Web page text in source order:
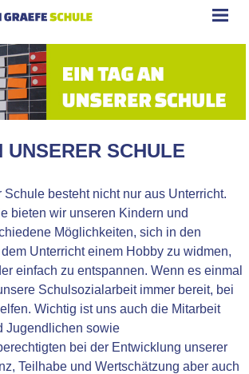
UNSERER SCHULE
Schule besteht nicht nur aus Unterricht.
bieten wir unseren Kindern und
Möglichkeiten, sich in den
Unterricht einem Hobby zu widmen,
einfach zu entspannen. Wenn es einmal
Schulsozialarbeit immer bereit, bei
Wichtig ist uns auch die Mitarbeit
Jugendlichen sowie
bei der Entwicklung unserer
Teilhabe und Wertschätzung aber auch